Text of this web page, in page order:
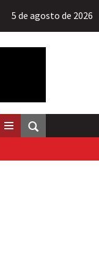
5 de agosto de 2026